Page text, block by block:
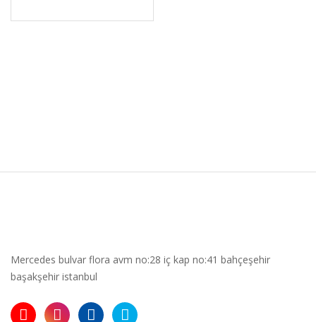
Mercedes bulvar flora avm no:28 iç kap no:41 bahçeşehir
başakşehir istanbul